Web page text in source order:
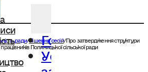
Головна
Усі
ради/Рішення сесій/Про затвердження структури
працівників Поляницької сільської ради